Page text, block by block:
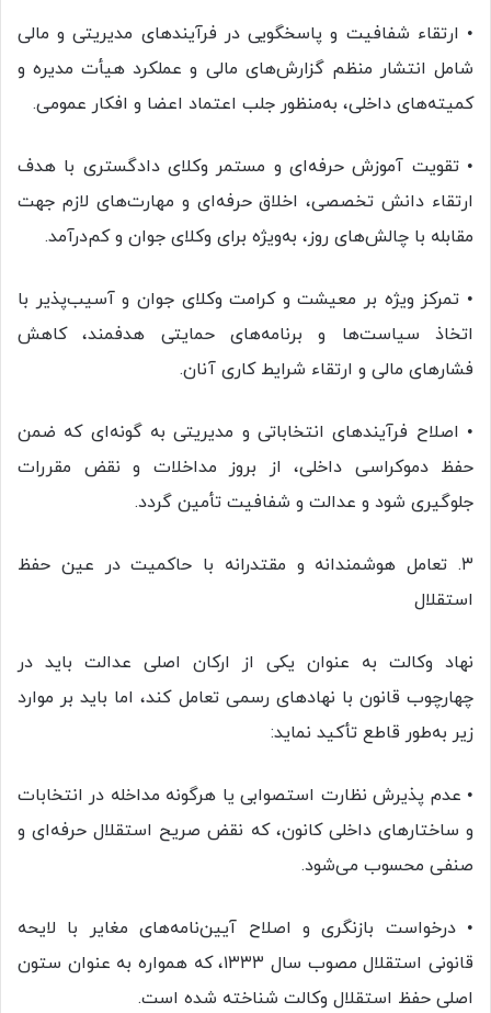
• ارتقاء شفافیت و پاسخگویی در فرآیندهای مدیریتی و مالی
شامل انتشار منظم گزارش‌های مالی و عملکرد هیأت مدیره و
کمیته‌های داخلی، به‌منظور جلب اعتماد اعضا و افکار عمومی.
• تقویت آموزش حرفه‌ای و مستمر وکلای دادگستری با هدف
ارتقاء دانش تخصصی، اخلاق حرفه‌ای و مهارت‌های لازم جهت
مقابله با چالش‌های روز، به‌ویژه برای وکلای جوان و کم‌درآمد.
• تمرکز ویژه بر معیشت و کرامت وکلای جوان و آسیب‌پذیر با
اتخاذ سیاست‌ها و برنامه‌های حمایتی هدفمند، کاهش
فشارهای مالی و ارتقاء شرایط کاری آنان.
• اصلاح فرآیندهای انتخاباتی و مدیریتی به گونه‌ای که ضمن
حفظ دموکراسی داخلی، از بروز مداخلات و نقض مقررات
جلوگیری شود و عدالت و شفافیت تأمین گردد.
۳. تعامل هوشمندانه و مقتدرانه با حاکمیت در عین حفظ
استقلال
نهاد وکالت به عنوان یکی از ارکان اصلی عدالت باید در
چهارچوب قانون با نهادهای رسمی تعامل کند، اما باید بر موارد
زیر به‌طور قاطع تأکید نماید:
• عدم پذیرش نظارت استصوابی یا هرگونه مداخله در انتخابات
و ساختارهای داخلی کانون، که نقض صریح استقلال حرفه‌ای و
صنفی محسوب می‌شود.
• درخواست بازنگری و اصلاح آیین‌نامه‌های مغایر با لایحه
قانونی استقلال مصوب سال ۱۳۳۳، که همواره به عنوان ستون
اصلی حفظ استقلال وکالت شناخته شده است.